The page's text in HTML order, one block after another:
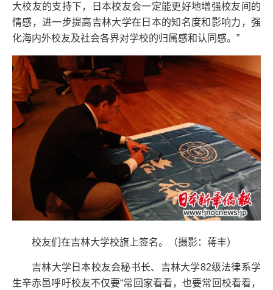
大校友的支持下，日本校友会一定能更好地增强校友间的
情感，进一步提高吉林大学在日本的知名度和影响力，强
化海内外校友及社会各界对学校的归属感和认同感。”
校友们在吉林大学校旗上签名。（摄影：蒋丰）
吉林大学日本校友会秘书长、吉林大学82级法律系学
生辛赤邑呼吁校友不仅要“常回家看看，也要常回校看看，